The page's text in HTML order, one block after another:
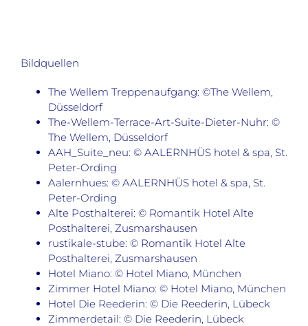
Bildquellen
The Wellem Treppenaufgang: ©The Wellem,
Düsseldorf
The-Wellem-Terrace-Art-Suite-Dieter-Nuhr: ©
The Wellem, Düsseldorf
AAH_Suite_neu: © AALERNHÜS hotel & spa, St.
Peter-Ording
Aalernhues: © AALERNHÜS hotel & spa, St.
Peter-Ording
Alte Posthalterei: © Romantik Hotel Alte
Posthalterei, Zusmarshausen
rustikale-stube: © Romantik Hotel Alte
Posthalterei, Zusmarshausen
Hotel Miano: © Hotel Miano, München
Zimmer Hotel Miano: © Hotel Miano, München
Hotel Die Reederin: © Die Reederin, Lübeck
Zimmerdetail: © Die Reederin, Lübeck